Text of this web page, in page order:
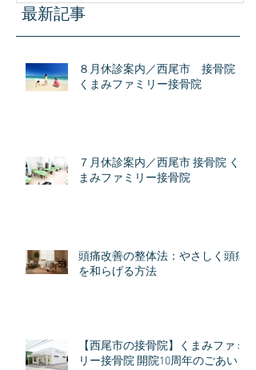
最新記事
８月休診案内／西尾市 接骨院
くまみファミリー接骨院
７月休診案内／西尾市 接骨院 く
まみファミリー接骨院
頭痛改善の整体法：やさしく頭痛
を和らげる方法
【西尾市の接骨院】くまみファミ
リー接骨院 開院10周年のごあいさ